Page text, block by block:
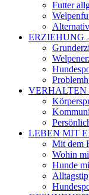
Futter
ERZIEHUNG
VERHALTEN
LEBEN MIT
Mit dem
Wohin
Hunde